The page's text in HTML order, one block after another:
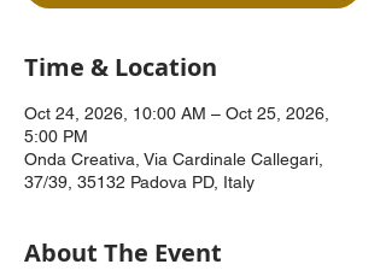
Time & Location
Oct 24, 2026, 10:00 AM – Oct 25, 2026,
5:00 PM
Onda Creativa, Via Cardinale Callegari,
37/39, 35132 Padova PD, Italy
About The Event